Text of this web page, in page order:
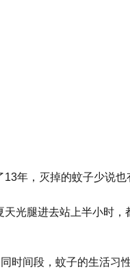
年，灭掉的蚊子少说也
光腿进去站上半小时，
时间段，蚊子的生活习